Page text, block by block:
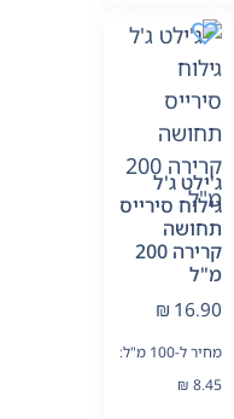
ג'ילט ג'ל
גילוח סירייס
תחושה
קרירה 200
מ"ל
₪ 16.90
מחיר ל-100 מ"ל:
₪ 8.45